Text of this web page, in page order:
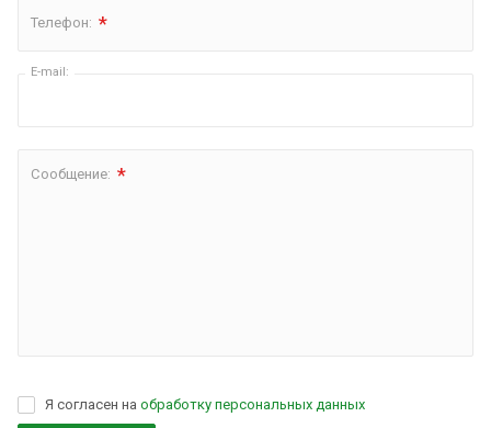
Телефон: *
E-mail:
Сообщение: *
Я согласен на обработку персональных данных